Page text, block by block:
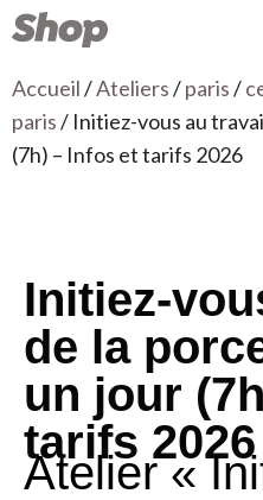
Accueil/Ateliers/paris/
paris/ Initiez-vous au
(7h) – Infos et tarifs 2026
Initiez-
de la
un jour
tarifs 2026
Atelier «